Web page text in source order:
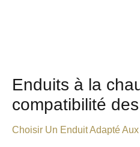
Enduits à la
compatibilité
Choisir Un Enduit Adapté